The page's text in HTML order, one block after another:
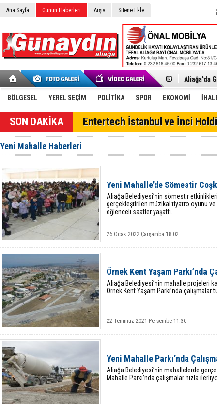
Ana Sayfa Günün Haberleri Arşiv Sitene Ekle
Menemen
Aliağa'da
Furkan
Chp
AK Parti
SOCAR
Alto,
Aliağa'daki
Aliağa-
BÖLGESEL YEREL SEÇİM POLİTİKA SPOR EKONOMİ
SON DAKİKA Entertech İstanbul ve İnci
Yeni Mahalle Haberleri
Yeni Mahalle’de Sömestir
Aliağa Belediyesi’nin sömestir
gerçekleştirilen müzikal tiyatro oyunu
eğlenceli saatler yaşattı.
26 Ocak 2022 Çarşamba 18:02
Örnek Kent Yaşam Parkı’nda
Aliağa Belediyesi’nin mahalle projeleri
Örnek Kent Yaşam Parkı’nda çalışmalar
22 Temmuz 2021 Perşembe 11:30
Yeni Mahalle Parkı’nda
Aliağa Belediyesi’nin mahallelerde
Mahalle Parkı’nda çalışmalar hızla